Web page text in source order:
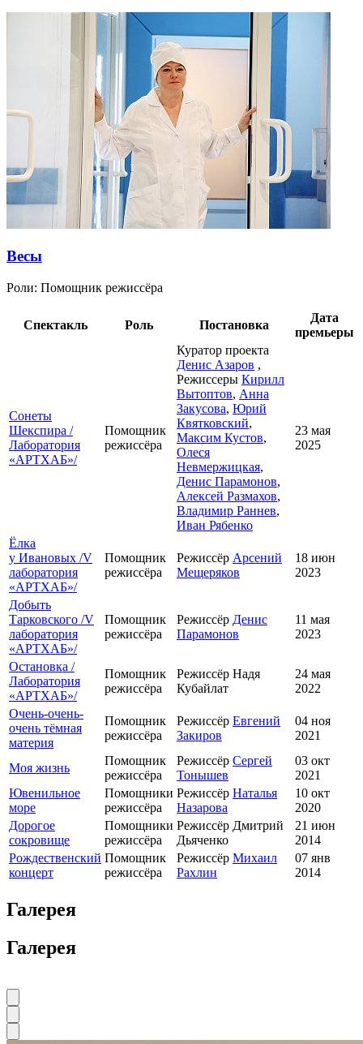
Весы
Роли: Помощник режиссёра
Спектакль Роль Постановка
Дата
премьеры
Сонеты
Шекспира /
Лаборатория
«АРТХАБ»/
Помощник
режиссёра
Куратор проекта
Денис Азаров ,
Режиссеры Кирилл
Вытоптов, Анна
Закусова, Юрий
Квятковский,
Максим Кустов,
Олеся
Невмержицкая,
Денис Парамонов,
Алексей Размахов,
Владимир Раннев,
Иван Рябенко
23 мая
2025
Ёлка
у Ивановых /V
лаборатория
«АРТХАБ»/
Помощник
режиссёра
Режиссёр Арсений
Мещеряков
18 июн
2023
Добыть
Тарковского /V
лаборатория
«АРТХАБ»/
Помощник
режиссёра
Режиссёр Денис
Парамонов
11 мая
2023
Остановка /
Лаборатория
«АРТХАБ»/
Помощник
режиссёра
Режиссёр Надя
Кубайлат
24 мая
2022
Очень-очень-
очень тёмная
материя
Помощник
режиссёра
Режиссёр Евгений
Закиров
04 ноя
2021
Моя жизнь
Помощник
режиссёра
Режиссёр Сергей
Тонышев
03 окт
2021
Ювенильное
море
Помощники
режиссёра
Режиссёр Наталья
Назарова
10 окт
2020
Дорогое
сокровище
Помощники
режиссёра
Режиссёр Дмитрий
Дьяченко
21 июн
2014
Рождественский
концерт
Помощник
режиссёра
Режиссёр Михаил
Рахлин
07 янв
2014
Галерея
Галерея